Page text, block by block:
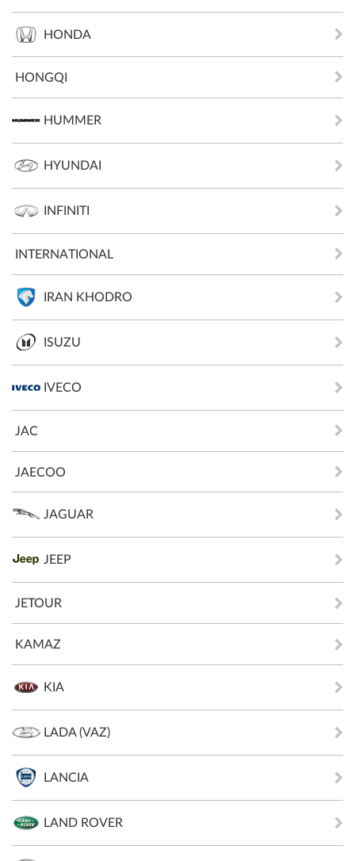
HONDA
HONGQI
HUMMER
HYUNDAI
INFINITI
INTERNATIONAL
IRAN KHODRO
ISUZU
IVECO
JAC
JAECOO
JAGUAR
JEEP
JETOUR
KAMAZ
KIA
LADA (VAZ)
LANCIA
LAND ROVER